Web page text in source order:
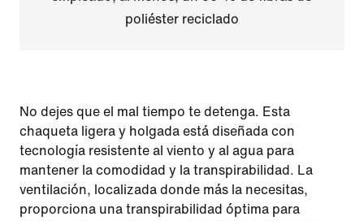
poliéster reciclado
No dejes que el mal tiempo te detenga. Esta
chaqueta ligera y holgada está diseñada con
tecnología resistente al viento y al agua para
mantener la comodidad y la transpirabilidad. La
ventilación, localizada donde más la necesitas,
proporciona una transpirabilidad óptima para